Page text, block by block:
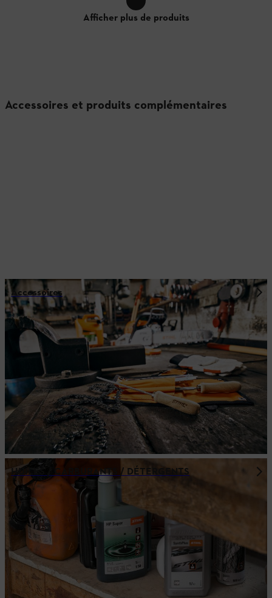
Afficher plus de produits
Accessoires et produits complémentaires
Accessoires
HUILES / CARBURANTS / DÉTERGENTS